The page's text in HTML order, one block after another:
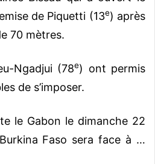
de Piquetti (13e) après
70 mètres.
Ngadjui (78e) ont permis
de s’imposer.
le Gabon le dimanche 22
Faso sera face à …